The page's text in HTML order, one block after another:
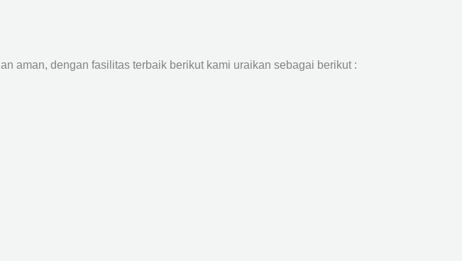
aman, dengan fasilitas terbaik berikut kami uraikan sebagai berikut :